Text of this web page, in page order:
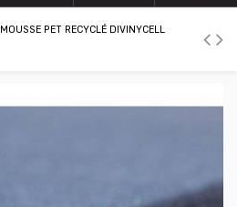
MOUSSE PET RECYCLÉ DIVINYCELL